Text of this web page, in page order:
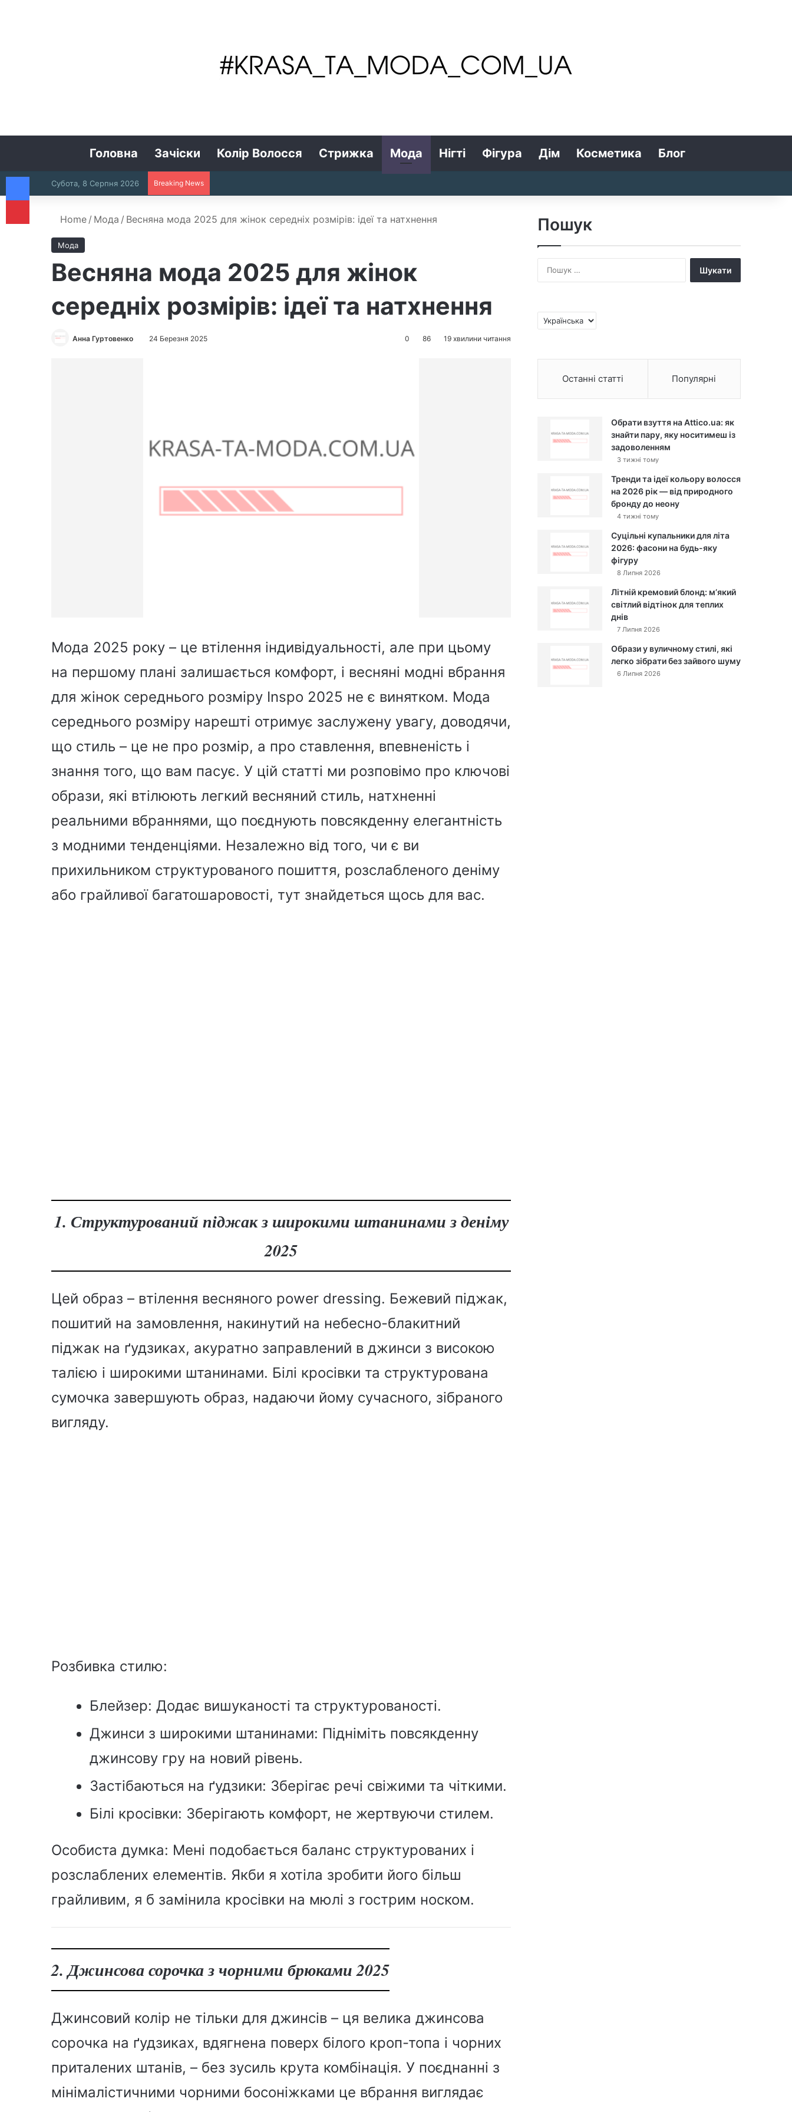
Головна Зачіски Колір Волосся Стрижка Мода Нігті Фігура Дім Косметика Блог
Субота, 8 Серпня 2026 Breaking News
Home / Мода / Весняна мода 2025 для жінок середніх розмірів: ідеї та натхнення
Мода
Весняна мода 2025 для жінок
середніх розмірів: ідеї та натхнення
Анна Гуртовенко 24 Березня 2025 0 86 19 хвилини читання
Мода 2025 року – це втілення індивідуальності, але при цьому
на першому плані залишається комфорт, і весняні модні вбрання
для жінок середнього розміру Inspo 2025 не є винятком. Мода
середнього розміру нарешті отримує заслужену увагу, доводячи,
що стиль – це не про розмір, а про ставлення, впевненість і
знання того, що вам пасує. У цій статті ми розповімо про ключові
образи, які втілюють легкий весняний стиль, натхненні
реальними вбраннями, що поєднують повсякденну елегантність
з модними тенденціями. Незалежно від того, чи є ви
прихильником структурованого пошиття, розслабленого деніму
або грайливої багатошаровості, тут знайдеться щось для вас.
1. Структурований піджак з широкими штанинами з деніму
2025
Цей образ – втілення весняного power dressing. Бежевий піджак,
пошитий на замовлення, накинутий на небесно-блакитний
піджак на ґудзиках, акуратно заправлений в джинси з високою
талією і широкими штанинами. Білі кросівки та структурована
сумочка завершують образ, надаючи йому сучасного, зібраного
вигляду.
Розбивка стилю:
Блейзер: Додає вишуканості та структурованості.
Джинси з широкими штанинами: Підніміть повсякденну
джинсову гру на новий рівень.
Застібаються на ґудзики: Зберігає речі свіжими та чіткими.
Білі кросівки: Зберігають комфорт, не жертвуючи стилем.
Особиста думка: Мені подобається баланс структурованих і
розслаблених елементів. Якби я хотіла зробити його більш
грайливим, я б замінила кросівки на мюлі з гострим носком.
2. Джинсова сорочка з чорними брюками 2025
Джинсовий колір не тільки для джинсів – ця велика джинсова
сорочка на ґудзиках, вдягнена поверх білого кроп-топа і чорних
приталених штанів, – без зусиль крута комбінація. У поєднанні з
мінімалістичними чорними босоніжками це вбрання виглядає
Пошук
и
Останні статті Популярні
Обрати взуття на Attico.ua: як
знайти пару, яку носитимеш із
задоволенням
3 тижні тому
Тренди та ідеї кольору волосся
на 2026 рік — від природного
бронду до неону
4 тижні тому
Суцільні купальники для літа
2026: фасони на будь-яку
фігуру
8 Липня 2026
Літній кремовий блонд: м’який
світлий відтінок для теплих
днів
7 Липня 2026
Образи у вуличному стилі, які
легко зібрати без зайвого шуму
6 Липня 2026